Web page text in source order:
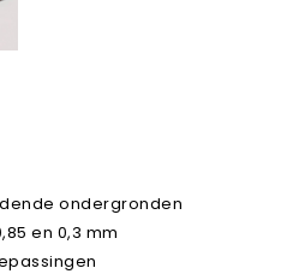
ondergronden
en 0,3 mm